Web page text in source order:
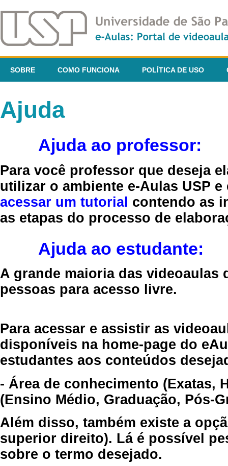
SOBRE COMO FUNCIONA POLÍTICA DE USO
Ajuda
Ajuda ao professor:
Para você professor que deseja
utilizar o ambiente e-Aulas USP
acessar um tutorial contendo as
as etapas do processo de
Ajuda ao estudante:
A grande maioria das videoaulas
pessoas para acesso livre.
Para acessar e assistir as
disponíveis na home-page do
estudantes aos conteúdos
- Área de conhecimento (Exatas,
(Ensino Médio, Graduação, Pós-
Além disso, também existe a
superior direito). Lá é possível
sobre o termo desejado.